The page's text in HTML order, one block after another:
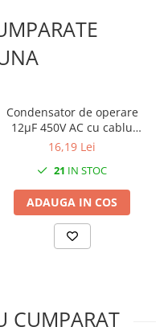
Condensator de operare
12μF 450V AC cu cablu
șurub M8 cu piulita fir de
16,19 Lei
21 IN STOC
ADAUGA IN COS
CUMPARAT